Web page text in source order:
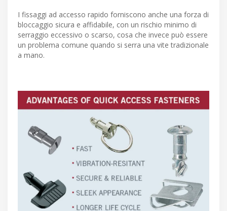
I fissaggi ad accesso rapido forniscono anche una forza di
bloccaggio sicura e affidabile, con un rischio minimo di
serraggio eccessivo o scarso, cosa che invece può essere
un problema comune quando si serra una vite tradizionale
a mano.